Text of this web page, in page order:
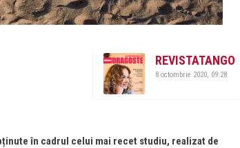
REVISTATANGO
8 octombrie 2020, 09:28
ținute în cadrul celui mai recet studiu, realizat de